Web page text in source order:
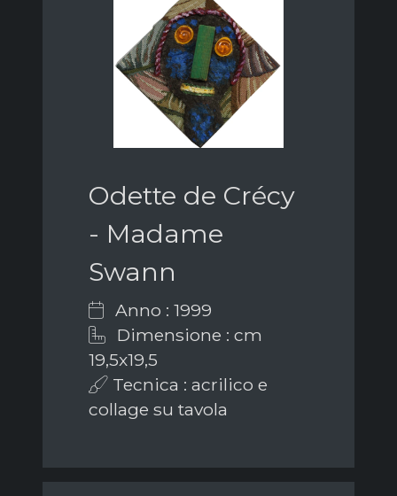
Odette de Crécy
- Madame
Swann
Anno : 1999
Dimensione : cm
19,5x19,5
Tecnica : acrilico e
collage su tavola